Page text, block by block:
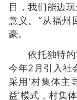
目，我们能边
意义。”从福州
豪。
依托独特的
今年2月引入社
采用‘村集体主
益’模式，村集